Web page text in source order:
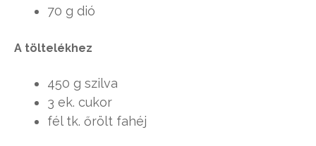
70 g dió
A töltelékhez
450 g szilva
3 ek. cukor
fél tk. őrölt fahéj